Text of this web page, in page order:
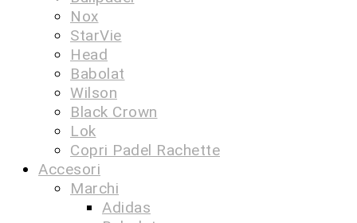
Nox
StarVie
Head
Babolat
Wilson
Black Crown
Lok
Copri Padel Rachette
Accesori
Marchi
Adidas